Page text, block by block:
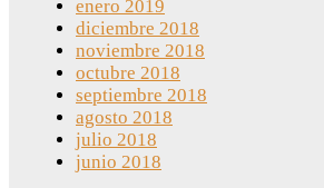
enero 2019
diciembre 2018
noviembre 2018
octubre 2018
septiembre 2018
agosto 2018
julio 2018
junio 2018